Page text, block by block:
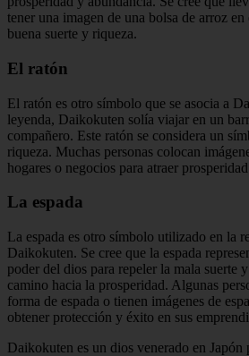
tener una imagen de una bolsa de arroz
buena suerte y riqueza.
El ratón
El ratón es otro símbolo que se asocia a
leyenda, Daikokuten solía viajar en un
compañero. Este ratón se considera un
riqueza. Muchas personas colocan
hogares o negocios para atraer
La espada
La espada es otro símbolo utilizado en la
Daikokuten. Se cree que la espada
poder del dios para repeler la mala suerte
camino hacia la prosperidad. Algunas
forma de espada o tienen imágenes de
obtener protección y éxito en sus
Daikokuten es un dios venerado en Japón